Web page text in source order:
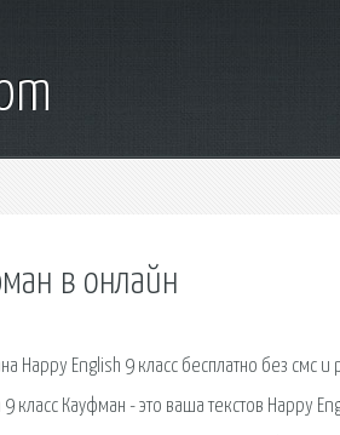
в онлайн
English 9 класс бесплатно без смс и
Кауфман - это ваша текстов Happy